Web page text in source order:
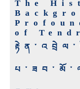
The
of